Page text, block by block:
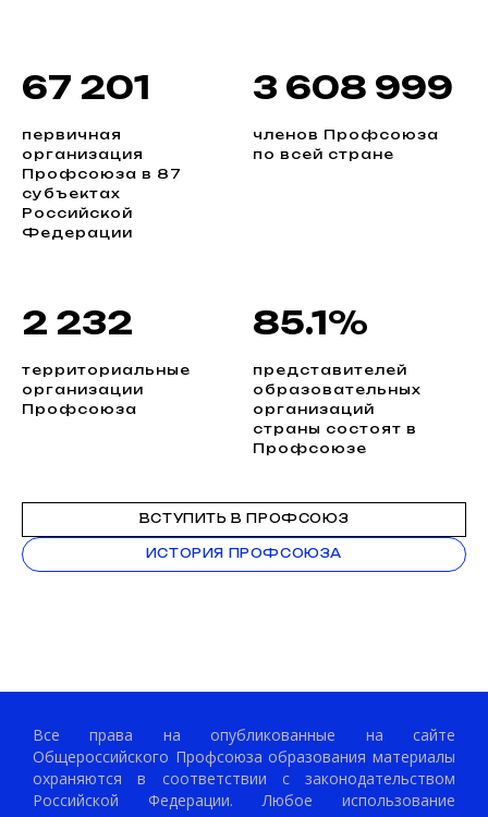
67 201
первичная
организация
Профсоюза в 87
субъектах
Российской
Федерации
3 608 999
членов Профсоюза
по всей стране
2 232
территориальные
организации
Профсоюза
85.1%
представителей
образовательных
организаций
страны состоят в
Профсоюзе
ВСТУПИТЬ В ПРОФСОЮЗ
ИСТОРИЯ ПРОФСОЮЗА
Все права на опубликованные на сайте
Общероссийского Профсоюза образования материалы
охраняются в соответствии с законодательством
Российской Федерации. Любое использование